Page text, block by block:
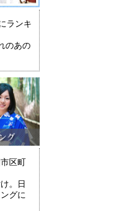
ランキ
のあの
区町
。日
グに